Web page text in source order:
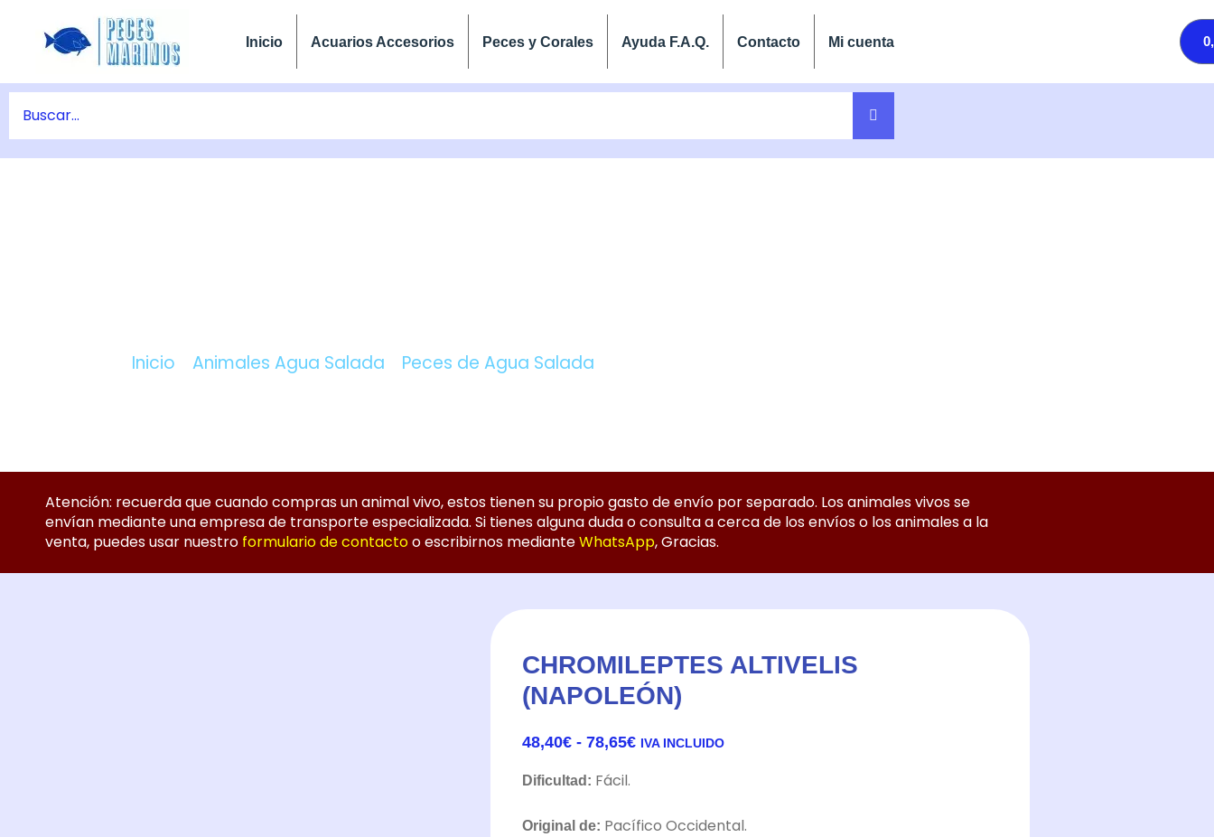
contenido
Inicio Acuarios Accesorios Peces y Corales Ayuda F.A.Q. Contacto Mi cuenta
Inicio Animales Agua Salada Peces de Agua Salada
Atención: recuerda que cuando compras un animal vivo, estos tienen su propio gasto de envío por separado. Los animales vivos se
envían mediante una empresa de transporte especializada. Si tienes alguna duda o consulta a cerca de los envíos o los animales a la
venta, puedes usar nuestro formulario de contactoo escribirnos medianteWhatsApp, Gracias.
CHROMILEPTES ALTIVELIS
(NAPOLEÓN)
48,40€ - 78,65€DE
HASTA
IVA INCLUIDO
Dificultad: Fácil.
Original de: Pacífico Occidental.